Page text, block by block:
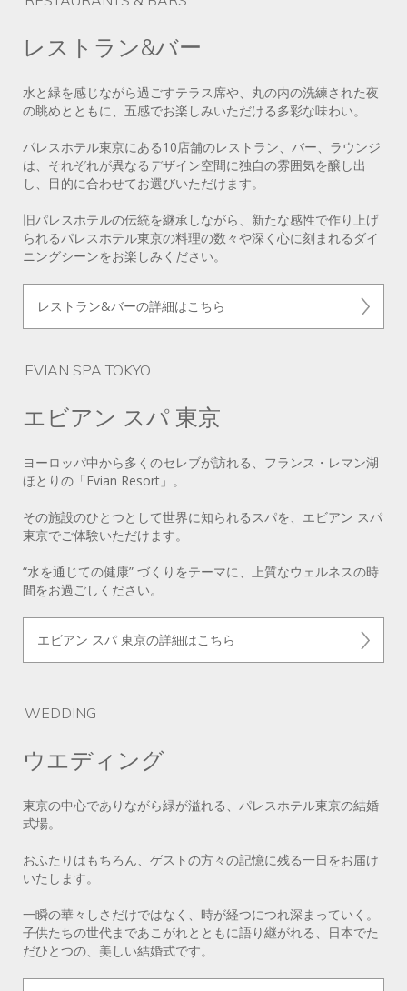
レストラン&バー
水と緑を感じながら過ごすテラス席や、丸の内の洗練された夜
の眺めとともに、五感でお楽しみいただける多彩な味わい。
パレスホテル東京にある10店舗のレストラン、バー、ラウンジ
は、それぞれが異なるデザイン空間に独自の雰囲気を醸し出
し、目的に合わせてお選びいただけます。
旧パレスホテルの伝統を継承しながら、新たな感性で作り上げ
られるパレスホテル東京の料理の数々や深く心に刻まれるダイ
ニングシーンをお楽しみください。
レストラン&バーの詳細はこちら
EVIAN SPA TOKYO
エビアン スパ 東京
ヨーロッパ中から多くのセレブが訪れる、フランス・レマン湖
ほとりの「Evian Resort」。
その施設のひとつとして世界に知られるスパを、エビアン スパ
東京でご体験いただけます。
“水を通じての健康” づくりをテーマに、上質なウェルネスの時
間をお過ごしください。
エビアン スパ 東京の詳細はこちら
WEDDING
ウエディング
東京の中心でありながら緑が溢れる、パレスホテル東京の結婚
式場。
おふたりはもちろん、ゲストの方々の記憶に残る一日をお届け
いたします。
一瞬の華々しさだけではなく、時が経つにつれ深まっていく。
子供たちの世代まであこがれとともに語り継がれる、日本でた
だひとつの、美しい結婚式です。